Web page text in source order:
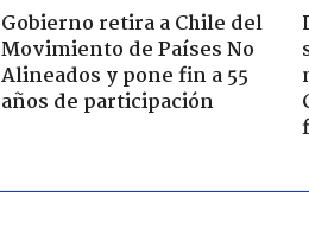
Gobierno retira a Chile del
Movimiento de Países No
Alineados y pone fin a 55
años de participación